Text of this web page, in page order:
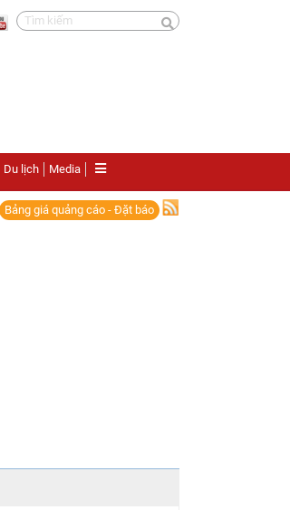
Du lịch Media
Bảng giá quảng cáo - Đặt báo
Chia sẻ